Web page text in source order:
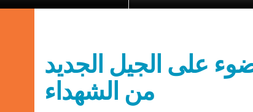
على الجيل الجديد
من الشهداء